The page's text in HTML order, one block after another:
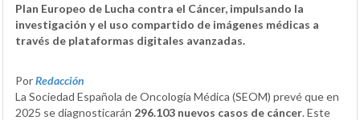
Plan Europeo de Lucha contra el Cáncer, impulsando la
investigación y el uso compartido de imágenes médicas a
través de plataformas digitales avanzadas.
PorRedacción
La Sociedad Española de Oncología Médica (SEOM) prevé que en
2025 se diagnosticarán 296.103 nuevos casos de cáncer. Este